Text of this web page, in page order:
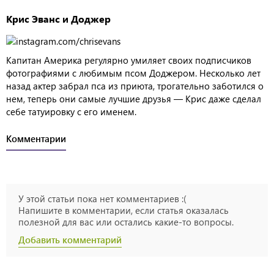
Крис Эванс и Доджер
Капитан Америка регулярно умиляет своих подписчиков
фотографиями с любимым псом Доджером. Несколько лет
назад актер забрал пса из приюта, трогательно заботился о
нем, теперь они самые лучшие друзья — Крис даже сделал
себе татуировку с его именем.
Комментарии
У этой статьи пока нет комментариев :(
Напишите в комментарии, если статья оказалась
полезной для вас или остались какие-то вопросы.
Добавить комментарий